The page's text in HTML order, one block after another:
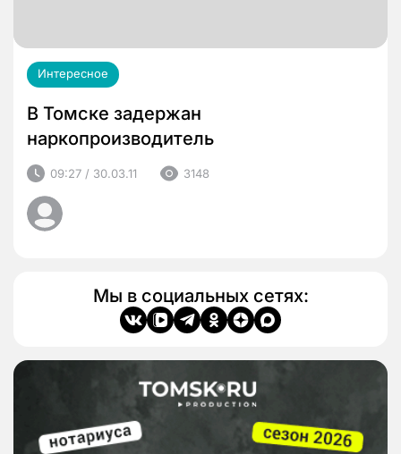
Интересное
В Томске задержан
наркопроизводитель
09:27 / 30.03.11 3148
Мы в социальных сетях: